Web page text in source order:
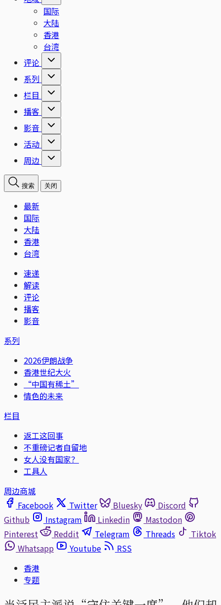
国际
大陆
香港
台湾
评论
系列
栏目
播客
影音
活动
周边
搜索 关闭
最新
国际
大陆
香港
台湾
速递
解读
评论
播客
影音
系列
2026伊朗战争
香港世纪大火
“中国有稀土”
情色的未来
栏目
返工这回事
不重磅记者自留地
女人没有国家？
工具人
周边商城
Facebook
Twitter Bluesky
Discord
Github
Instagram Linkedin
Mastodon
Pinterest
Reddit Telegram Threads
Tiktok
Whatsapp
Youtube
RSS
香港
专题